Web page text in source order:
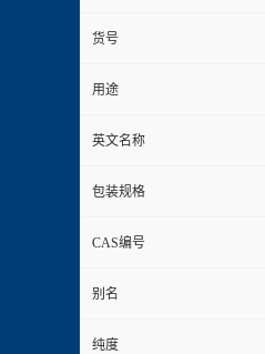
货号
用途
英文名称
包装规格
CAS编号
别名
纯度